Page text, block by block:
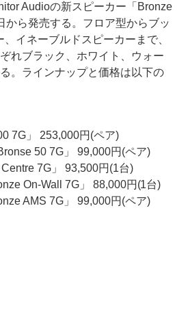
Audioの新スピーカー「Bronze
から発売する。フロア型からブッ
イネーブルドスピーカーまで、
れブラック、ホワイト、ウォー
。ラインナップと価格は以下の
7G」 253,000円(ペア)
50 7G」 99,000円(ペア)
7G」 93,500円(1台)
On-Wall 7G」 88,000円(1台)
AMS 7G」 99,000円(ペア)